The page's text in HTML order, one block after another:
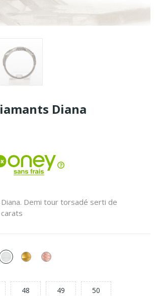
Diana
Demi tour torsadé serti de
or
Blanc
or
Jaune
or
Rose
48 49
50